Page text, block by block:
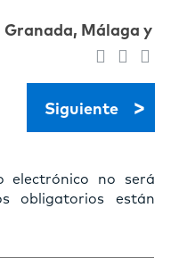
Granada, Málaga y
Siguiente >
electrónico no será
obligatorios están